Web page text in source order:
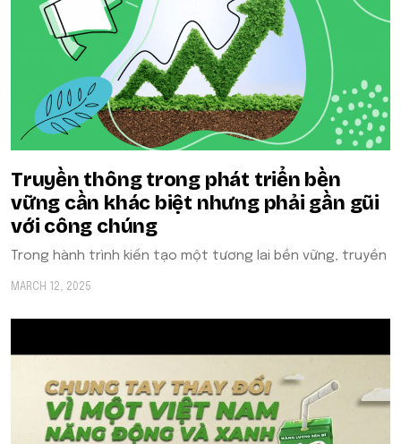
Truyền thông trong phát triển bền
vững cần khác biệt nhưng phải gần gũi
với công chúng
Trong hành trình kiến tạo một tương lai bền vững, truyền
MARCH 12, 2025